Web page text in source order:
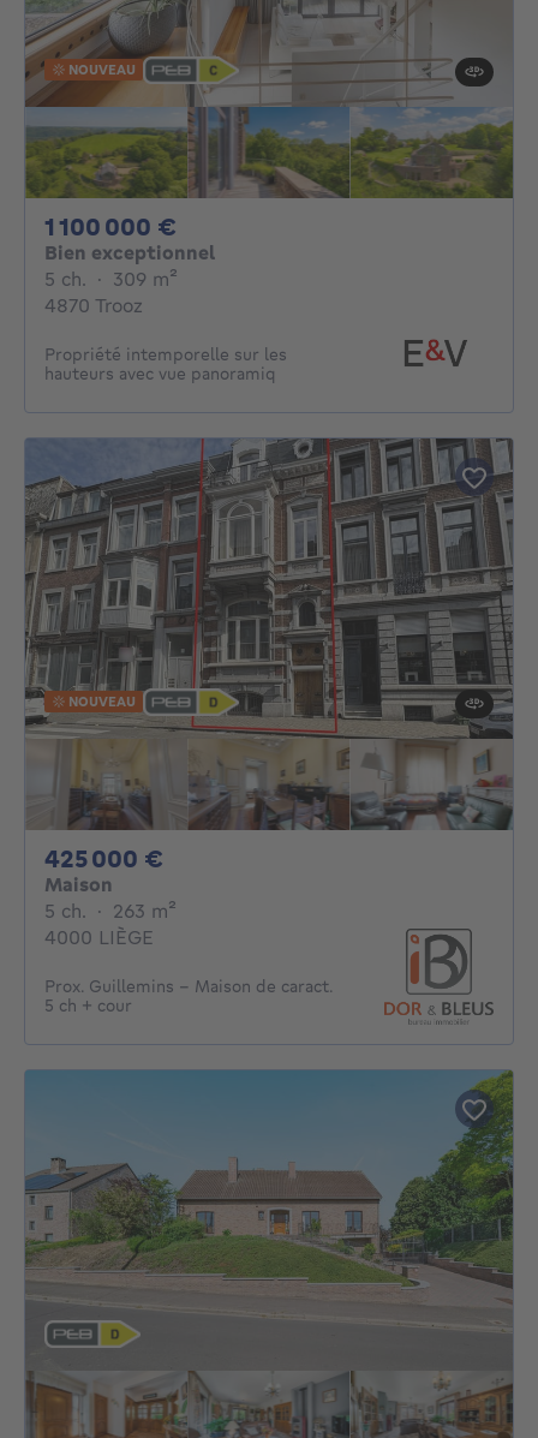
NOUVEAU
1 100 000 €
Bien exceptionnel
5 ch. 5 chambres
· 309 m²
4870 Trooz
Propriété intemporelle sur les
hauteurs avec vue panoramiq
NOUVEAU
425 000 €
Maison
5 ch. 5 chambres
· 263 m²
4000 LIÈGE
Prox. Guillemins - Maison de caract.
5 ch + cour